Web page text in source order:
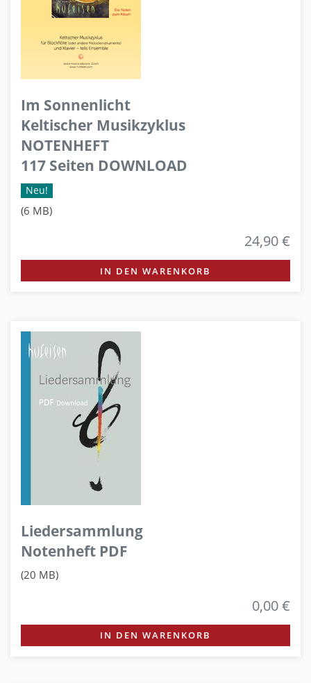
Im Sonnenlicht
Keltischer Musikzyklus
NOTENHEFT
117 Seiten DOWNLOAD
Neu!
(6 MB)
24,90 €
IN DEN WARENKORB
Liedersammlung
Notenheft PDF
(20 MB)
0,00 €
IN DEN WARENKORB